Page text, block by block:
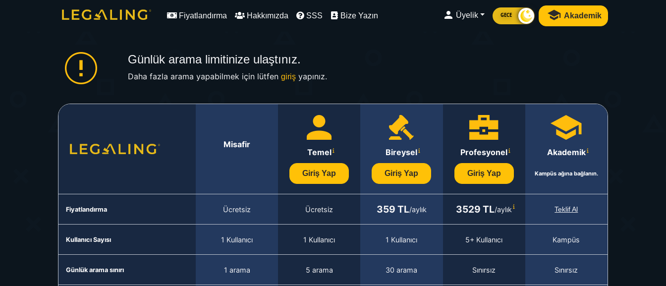
Fiyatlandırma Hakkımızda SSS Bize Yazın Üyelik GECE Akademik
Günlük arama limitinize ulaştınız.
Daha fazla arama yapabilmek için lütfen girişyapınız.
Misafir
Temel
Giriş Yap
Bireysel
Giriş Yap
Profesyonel
Giriş Yap
Akademik
Kampüs ağına bağlanın.
Fiyatlandırma Ücretsiz Ücretsiz 359 TL/aylık 3529 TL/aylık Teklif Al
Kullanıcı Sayısı 1 Kullanıcı 1 Kullanıcı 1 Kullanıcı 5+ Kullanıcı Kampüs
Günlük arama sınırı 1 arama 5 arama 30 arama Sınırsız Sınırsız